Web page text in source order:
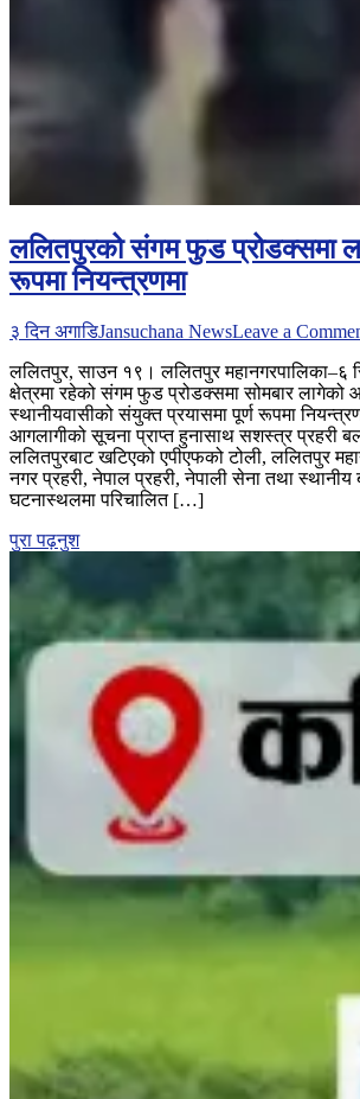
ललितपुरको संगम फुड प्रोडक्समा
रूपमा नियन्त्रणमा
३ दिन अगाडिJansuchana NewsLeave a
ललितपुर, साउन १९। ललितपुर महानगरपालिका–६
क्षेत्रमा रहेको संगम फुड प्रोडक्समा सोमबार लागेको
स्थानीयवासीको संयुक्त प्रयासमा पूर्ण रूपमा
आगलागीको सूचना प्राप्त हुनासाथ सशस्त्र प्रहरी
ललितपुरबाट खटिएको एपीएफको टोली, ललितपुर
नगर प्रहरी, नेपाल प्रहरी, नेपाली सेना तथा स्थानीय
घटनास्थलमा परिचालित […]
पुरा पढ़नुश